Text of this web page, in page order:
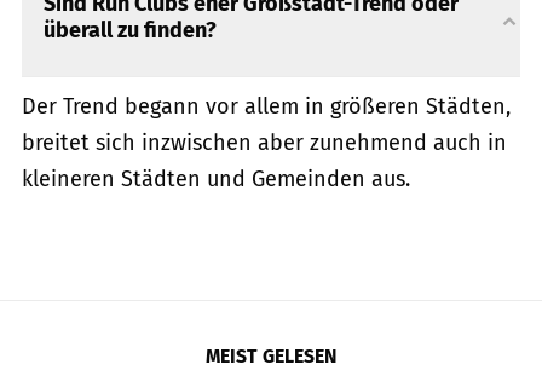
überall zu finden?
Der Trend begann vor allem in größeren Städten,
breitet sich inzwischen aber zunehmend auch in
kleineren Städten und Gemeinden aus.
MEIST GELESEN